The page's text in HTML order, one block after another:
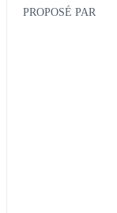
PROPOSÉ PAR